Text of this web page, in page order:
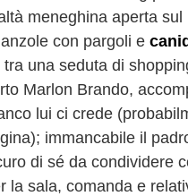
meneghina aperta
con pargoli e
tra una seduta di
Marlon Brando,
lui ci crede
immancabile il
di sé da condividere
la sala, comanda e